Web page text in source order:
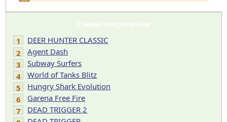
Самые популярные
1
DEER HUNTER CLASSIC
2
Agent Dash
3
Subway Surfers
4
World of Tanks Blitz
5
Hungry Shark Evolution
6
Garena Free Fire
7
DEAD TRIGGER 2